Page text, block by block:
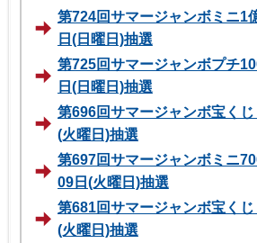
第724回サマージャンボミニ1
日(日曜日)抽選
第725回サマージャンボプチ
日(日曜日)抽選
第696回サマージャンボ宝くじ
(火曜日)抽選
第697回サマージャンボミニ
09日(火曜日)抽選
第681回サマージャンボ宝くじ
(火曜日)抽選